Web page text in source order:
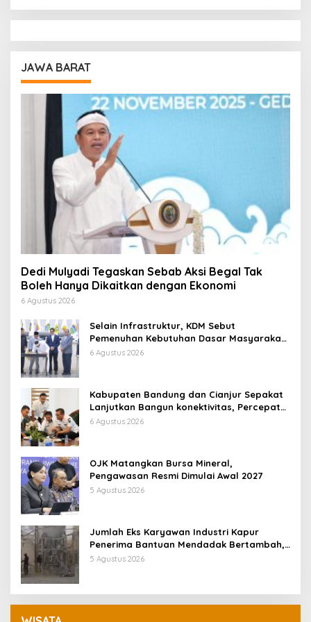
JAWA BARAT
Dedi Mulyadi Tegaskan Sebab Aksi Begal Tak
Boleh Hanya Dikaitkan dengan Ekonomi
6 Agustus 2026
Selain Infrastruktur, KDM Sebut
Pemenuhan Kebutuhan Dasar Masyarakat
Jadi Fokus APBD Jabar 2027
6 Agustus 2026
Kabupaten Bandung dan Cianjur Sepakat
Lanjutkan Bangun konektivitas, Percepat
Pertumbuhan Ekonomi Daerah
6 Agustus 2026
OJK Matangkan Bursa Mineral,
Pengawasan Resmi Dimulai Awal 2027
5 Agustus 2026
Jumlah Eks Karyawan Industri Kapur
Penerima Bantuan Mendadak Bertambah,
KDM: Kita Identifikasi
5 Agustus 2026